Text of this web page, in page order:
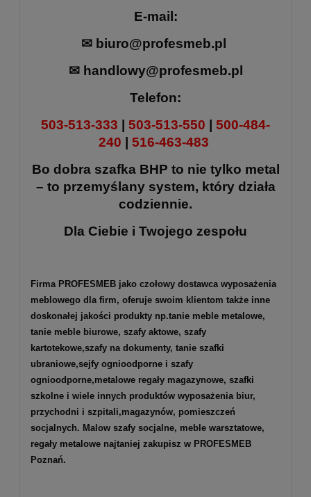
E-mail:
✉ biuro@profesmeb.pl
✉ handlowy@profesmeb.pl
Telefon:
503-513-333 | 503-513-550 | 500-484-
240 | 516-463-483
Bo dobra szafka BHP to nie tylko metal
– to przemyślany system, który działa
codziennie.
Dla Ciebie i Twojego zespołu
Firma PROFESMEB jako czołowy dostawca wyposażenia
meblowego dla firm, oferuje swoim klientom także inne
doskonałej jakości produkty np.tanie meble metalowe,
tanie meble biurowe, szafy aktowe, szafy
kartotekowe,szafy na dokumenty, tanie szafki
ubraniowe,sejfy ognioodporne i szafy
ognioodporne,metalowe regały magazynowe, szafki
szkolne i wiele innych produktów wyposażenia biur,
przychodni i szpitali,magazynów, pomieszczeń
socjalnych. Malow szafy socjalne, meble warsztatowe,
regały metalowe najtaniej zakupisz w PROFESMEB
Poznań.